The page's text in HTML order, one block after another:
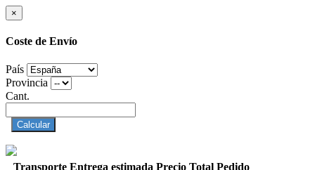
×
Coste de Envío
País
Provincia
Cant.
Calcular
Transporte Entrega estimada Precio Total Pedido